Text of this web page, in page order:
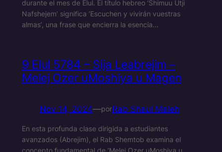
durante el mes de Elul. El título hebreo ‘Shimuu Utji
Nafshejem’ significa ‘Escuchen y vivirán vuestras
almas’, una frase que encierra la esencia…
9 Elul 5784 – Sija Leabrejim –
Melej Ozer uMoshiya u Magen
Nov 14, 2024—porRab Shaul Maleh
En esta profunda clase dirigida a estudiantes
avanzados (Abrejim), el Rab Shemtob examina el